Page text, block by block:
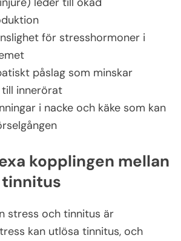
för stresshormoner i
påslag som minskar
innerörat
i nacke och käke som kan
kopplingen mellan
stress och tinnitus är
kan utlösa tinnitus, och